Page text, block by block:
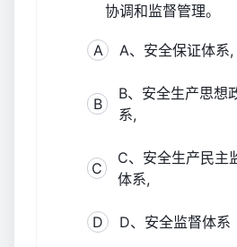
协调和监督管理。
A A、安全保证体系,
B
B、安全生产思想
系,
C
C、安全生产民主
体系,
D D、安全监督体系